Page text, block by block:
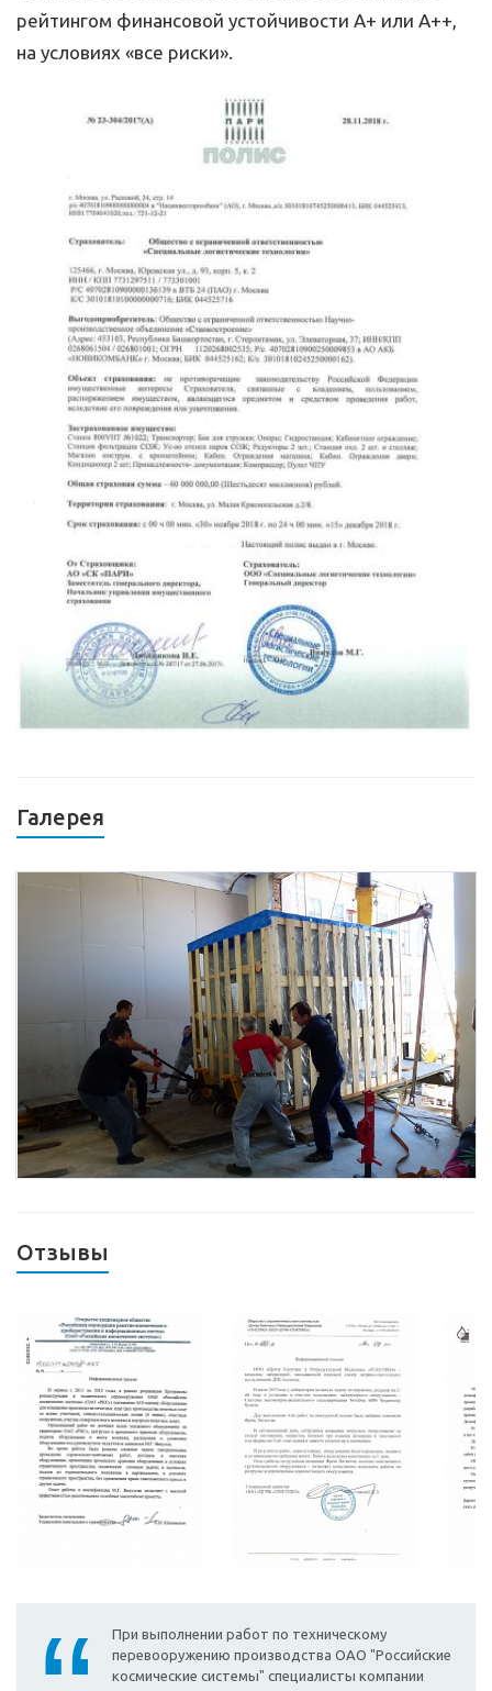
рейтингом финансовой устойчивости А+ или А++,
на условиях «все риски».
Галерея
Отзывы
При выполнении работ по техническому
перевооружению производства ОАО "Российские
космические системы" специалисты компании